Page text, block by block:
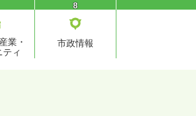
業・
ティ
8
市政情報